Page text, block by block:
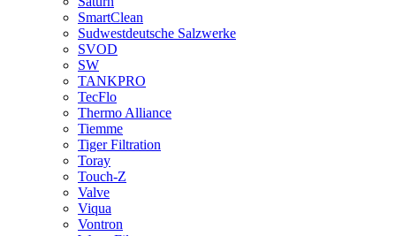
SmartClean
Sudwestdeutsche Salzwerke
SVOD
SW
TANKPRO
TecFlo
Thermo Alliance
Tiemme
Tiger Filtration
Toray
Touch-Z
Valve
Viqua
Vontron